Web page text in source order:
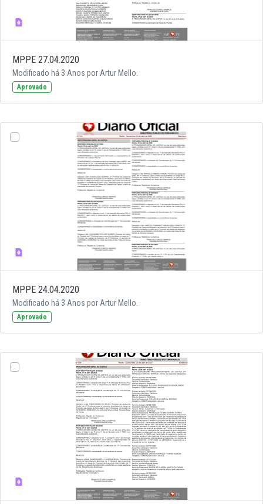
MPPE 27.04.2020
Modificado há 3 Anos por Artur Mello.
Aprovado
MPPE 24.04.2020
Modificado há 3 Anos por Artur Mello.
Aprovado